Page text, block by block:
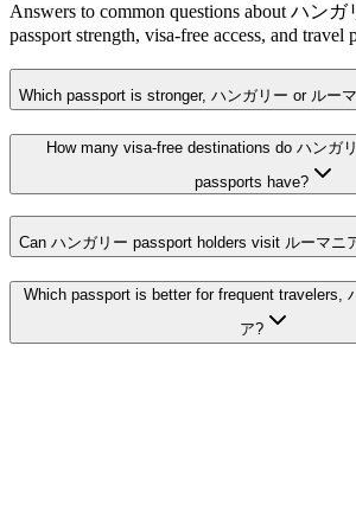
Answers to common questions about ハン
passport strength, visa-free access, and travel
Which passport is stronger, ハンガリー or ルー
How many visa-free destinations do ハンガ
passports have?
Can ハンガリー passport holders visit ルーマニ
Which passport is better for frequent travelers,
ア?